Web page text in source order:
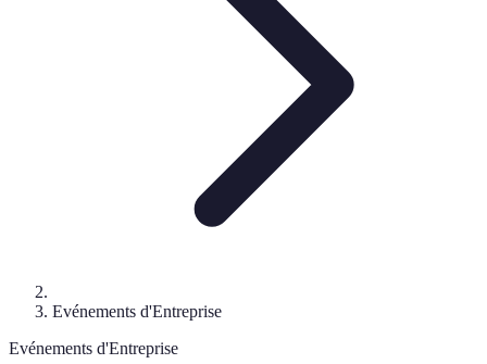
Evénements d'Entreprise
Evénements d'Entreprise